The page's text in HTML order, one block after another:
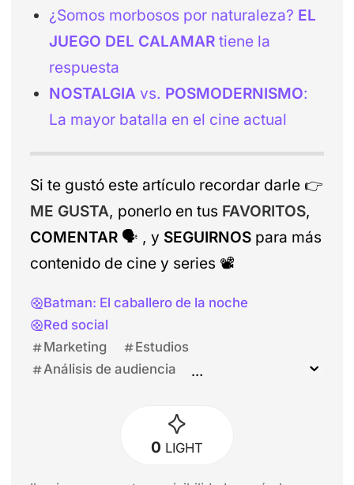
¿Somos morbosos por naturaleza? EL
JUEGO DEL CALAMAR tiene la
respuesta
NOSTALGIAvs. POSMODERNISMO:
La mayor batalla en el cine actual
Si te gustó este artículo recordar darle 👉
ME GUSTA, ponerlo en tus FAVORITOS,
COMENTAR 🗣️ , y SEGUIRNOS para más
contenido de cine y series 📽️
Batman: El caballero de la noche
Red social
Marketing
Estudios
Análisis de audiencia
0 LIGHT